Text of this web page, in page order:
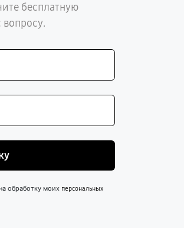
бесплатную
обработку моих персональных